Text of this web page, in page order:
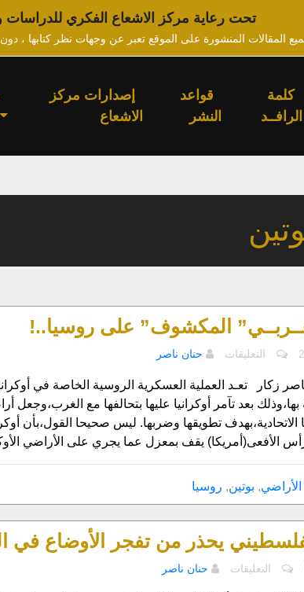
تحت رعاية مركز الاشعاع الفكري للدراسات
المقالات المنشورة على الموقع تعبر عن وجهات نظر كتابها ،
كلمة
الرافــد
قواعد
النشر
إصدارات مركز
الاشعاع
المكشوف” على روسيا..!
التعليقات
على
الغــربــي”
المكشوف”
على
روسيا..!
مغلقة
حنان ناصر
زكار تعـد العملية العسكرية الروسية الخاصة في
بها،وذلك بعد تآمر أوكرانيا عليها بتحالفها مع الغرب،وجعل
الاتحادية،بهدف تطويقها وضربها. ليس صحيحا القول،بأن
رأس الأفعى(أمريكا) يقف بمعزل عما يجري على الأراضي
الأراضي, بوتين, روسيا
يحذر من تفجر الأوضاع في
التعليقات
علىحنان ناصر